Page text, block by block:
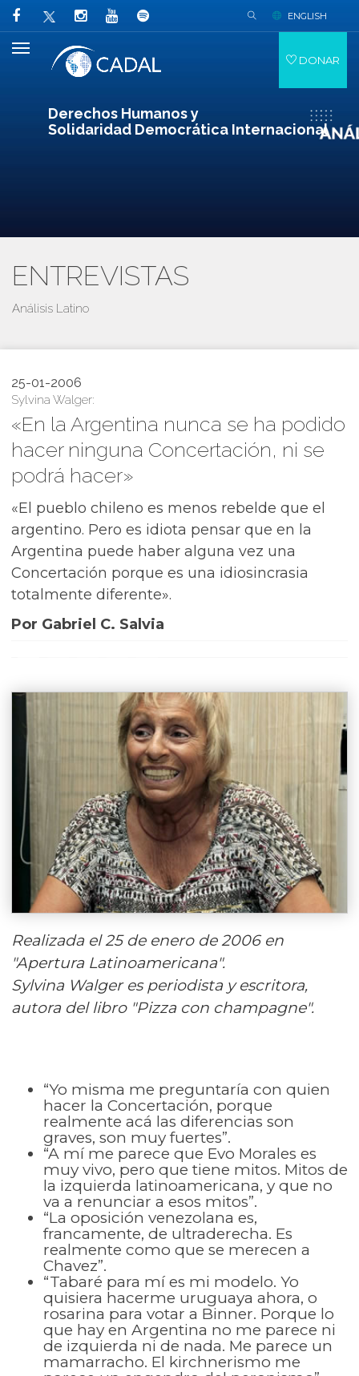
Derechos Humanos y
Solidaridad Democrática Internacional
ENGLISH
DONAR
ENTREVISTAS
Análisis Latino
25-01-2006
Sylvina Walger:
«En la Argentina nunca se ha podido
hacer ninguna Concertación, ni se
podrá hacer»
«El pueblo chileno es menos rebelde que el
argentino. Pero es idiota pensar que en la
Argentina puede haber alguna vez una
Concertación porque es una idiosincrasia
totalmente diferente».
Por Gabriel C. Salvia
Realizada el 25 de enero de 2006 en
"Apertura Latinoamericana".
Sylvina Walger es periodista y escritora,
autora del libro "Pizza con champagne".
“Yo misma me preguntaría con quien
hacer la Concertación, porque
realmente acá las diferencias son
graves, son muy fuertes”.
“A mí me parece que Evo Morales es
muy vivo, pero que tiene mitos. Mitos de
la izquierda latinoamericana, y que no
va a renunciar a esos mitos”.
“La oposición venezolana es,
francamente, de ultraderecha. Es
realmente como que se merecen a
Chavez”.
“Tabaré para mí es mi modelo. Yo
quisiera hacerme uruguaya ahora, o
rosarina para votar a Binner. Porque lo
que hay en Argentina no me parece ni
de izquierda ni de nada. Me parece un
mamarracho. El kirchnerismo me